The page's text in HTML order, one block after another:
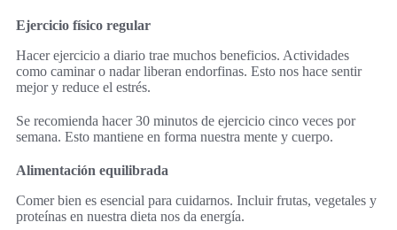
Ejercicio físico regular
Hacer ejercicio a diario trae muchos beneficios. Actividades
como caminar o nadar liberan endorfinas. Esto nos hace sentir
mejor y reduce el estrés.
Se recomienda hacer 30 minutos de ejercicio cinco veces por
semana. Esto mantiene en forma nuestra mente y cuerpo.
Alimentación equilibrada
Comer bien es esencial para cuidarnos. Incluir frutas, vegetales y
proteínas en nuestra dieta nos da energía.